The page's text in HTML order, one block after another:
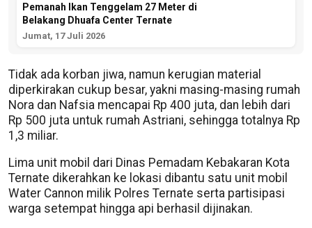
Pemanah Ikan Tenggelam 27 Meter di
Belakang Dhuafa Center Ternate
Jumat, 17 Juli 2026
Tidak ada korban jiwa, namun kerugian material
diperkirakan cukup besar, yakni masing-masing rumah
Nora dan Nafsia mencapai Rp 400 juta, dan lebih dari
Rp 500 juta untuk rumah Astriani, sehingga totalnya Rp
1,3 miliar.
Lima unit mobil dari Dinas Pemadam Kebakaran Kota
Ternate dikerahkan ke lokasi dibantu satu unit mobil
Water Cannon milik Polres Ternate serta partisipasi
warga setempat hingga api berhasil dijinakan.